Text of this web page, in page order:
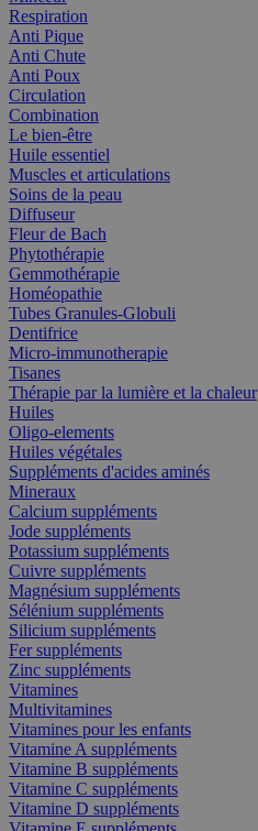
Respiration
Anti Pique
Anti Chute
Anti Poux
Circulation
Combination
Le bien-être
Huile essentiel
Muscles et articulations
Soins de la peau
Diffuseur
Fleur de Bach
Phytothérapie
Gemmothérapie
Homéopathie
Tubes Granules-Globuli
Dentifrice
Micro-immunotherapie
Tisanes
Thérapie par la lumière et la chaleur
Huiles
Oligo-elements
Huiles végétales
Suppléments d'acides aminés
Mineraux
Calcium suppléments
Jode suppléments
Potassium suppléments
Cuivre suppléments
Magnésium suppléments
Sélénium suppléments
Silicium suppléments
Fer suppléments
Zinc suppléments
Vitamines
Multivitamines
Vitamines pour les enfants
Vitamine A suppléments
Vitamine B suppléments
Vitamine C suppléments
Vitamine D suppléments